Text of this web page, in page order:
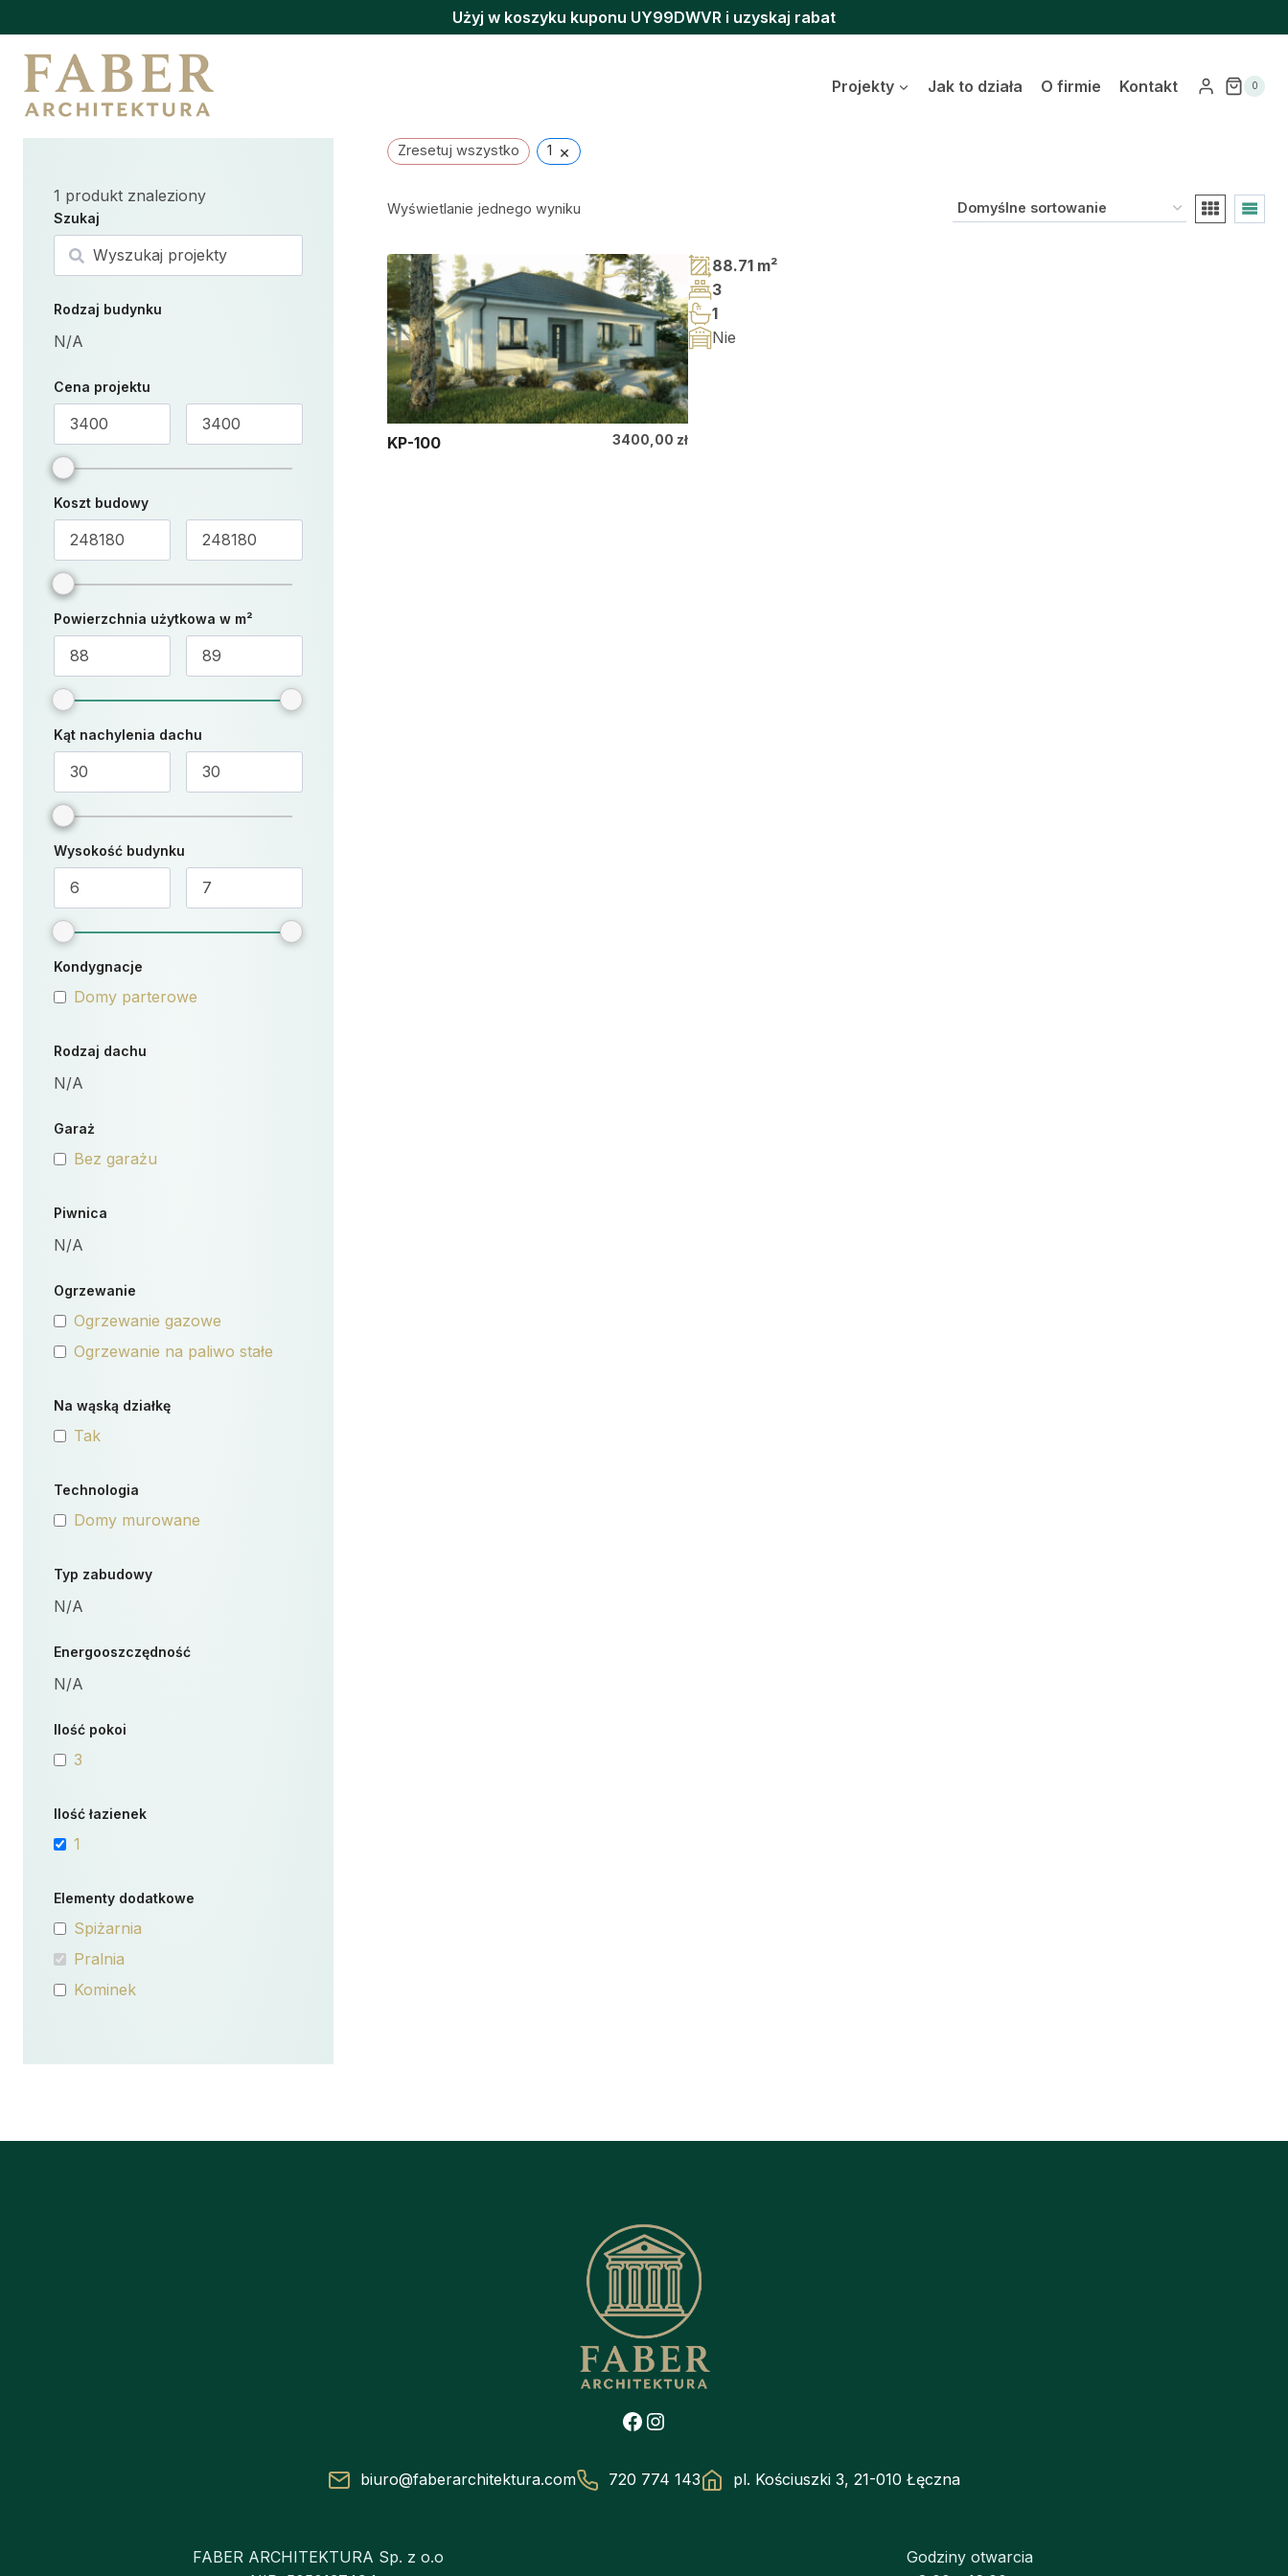
do
treści
Użyj w koszyku kuponu UY99DWVR i uzyskaj rabat
Projekty Jak to działa O firmie Kontakt 0
Zresetuj wszystko 1 ×
Wyświetlanie jednego wyniku
KP-100 3400,00 zł
88.71 m²
3
1
Nie
1 produkt znaleziony
Szukaj
Szukaj
Rodzaj budynku
N/A
Cena projektu
Koszt budowy
Powierzchnia użytkowa w m²
Kąt nachylenia dachu
Wysokość budynku
Kondygnacje
Domy parterowe
Rodzaj dachu
N/A
Garaż
Bez garażu
Piwnica
N/A
Ogrzewanie
Ogrzewanie gazowe
Ogrzewanie na paliwo stałe
Na wąską działkę
Tak
Technologia
Domy murowane
Typ zabudowy
N/A
Energooszczędność
N/A
Ilość pokoi
3
Ilość łazienek
1
Elementy dodatkowe
Spiżarnia
Pralnia
Kominek
Facebook
Instagram
biuro@faberarchitektura.com 720 774 143 pl. Kościuszki 3, 21-010 Łęczna
FABER ARCHITEKTURA Sp. z o.o
Godziny otwarcia